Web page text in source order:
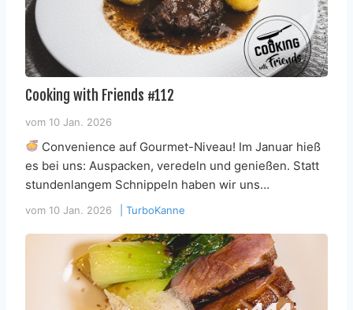
Cooking with Friends #112
vom 10 Jan. 2026
Convenience auf Gourmet-Niveau! Im Januar hieß
es bei uns: Auspacken, veredeln und genießen. Statt
stundenlangem Schnippeln haben wir uns…
vom 10 Jan. 2026 TurboKanne